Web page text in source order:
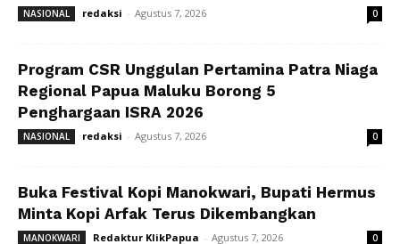
NASIONAL redaksi - Agustus 7, 2026 0
Program CSR Unggulan Pertamina Patra Niaga
Regional Papua Maluku Borong 5
Penghargaan ISRA 2026
NASIONAL redaksi - Agustus 7, 2026 0
Buka Festival Kopi Manokwari, Bupati Hermus
Minta Kopi Arfak Terus Dikembangkan
MANOKWARI Redaktur KlikPapua - Agustus 7, 2026 0